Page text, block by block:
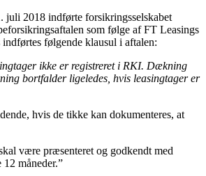
juli 2018 indførte forsikringsselskabet
som følge af FT Leasings
indførtes følgende klausul i aftalen:
ikke er registreret i RKI. Dækning
bortfalder ligeledes, hvis leasingtager er
hvis de tikke kan dokumenteres, at
være præsenteret og godkendt med
12 måneder.”